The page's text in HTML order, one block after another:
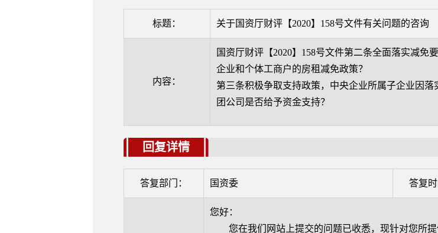
标题： 关于国资厅财评【2020】158号文件有关问题的咨询
内容：
国资厅财评【2020】158号文件第二条全面落实减
企业和个体工商户的房租减免政策？
第三条积极争取支持政策，中央企业所属子企业因
团公司是否给予资金支持？
回复详情
答复部门： 国资委 答复时
您好：
您在我们网站上提交的问题已收悉，现针对您所提